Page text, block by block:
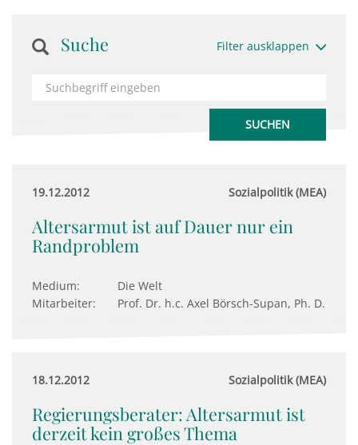
Suche Filter ausklappen
19.12.2012 Sozialpolitik (MEA)
Altersarmut ist auf Dauer nur ein
Randproblem
Medium:
Die Welt
Mitarbeiter:
Prof. Dr. h.c. Axel Börsch-Supan, Ph. D.
18.12.2012 Sozialpolitik (MEA)
Regierungsberater: Altersarmut ist
derzeit kein großes Thema